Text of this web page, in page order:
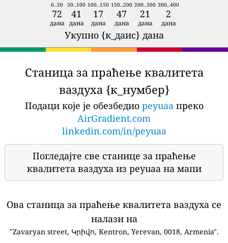
0..50 50..100 100..150 150..200 200..300 300..400
72 41 17 47 21 2
дана дана дана дана дана дана
Укупно {к_даис} дана
Станица за праћење квалитета
ваздуха {к_нумбер}
Подаци које је обезбедио peyuaa преко
AirGradient.com
linkedin.com/in/peyuaa
Погледајте све станице за праћење
квалитета ваздуха из peyuaa на мапи
Ова станица за праћење квалитета ваздуха се
налази на
"Zavaryan street, Կրիվո, Kentron, Yerevan, 0018, Armenia".